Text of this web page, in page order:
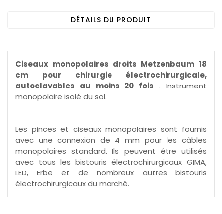
DÉTAILS DU PRODUIT
Ciseaux monopolaires droits Metzenbaum 18
cm pour chirurgie électrochirurgicale,
autoclavables au moins 20 fois . Instrument
monopolaire isolé du sol.
Les pinces et ciseaux monopolaires sont fournis
avec une connexion de 4 mm pour les câbles
monopolaires standard. Ils peuvent être utilisés
avec tous les bistouris électrochirurgicaux GIMA,
LED, Erbe et de nombreux autres bistouris
électrochirurgicaux du marché.